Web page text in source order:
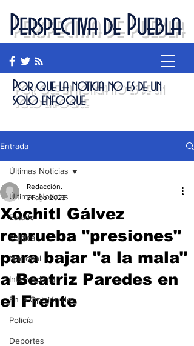
Perspectiva de Puebla
Por que la noticia no es de un
solo enfoque
Entrada
Últimas Noticias
Estado
Política
Nacional
Internacional
En la Opinión de...
Policía
Deportes
Últimas Noticias
Xóchitl Gálvez
reprueba "presiones"
para bajar "a la mala"
a Beatriz Paredes en
el Frente
Redacción.
31 ago 2023